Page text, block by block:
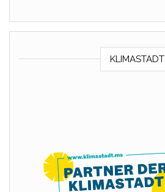
KLIMASTADT